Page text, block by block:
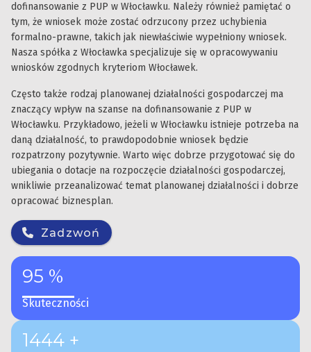
dofinansowanie z PUP w Włocławku. Należy również pamiętać o
tym, że wniosek może zostać odrzucony przez uchybienia
formalno-prawne, takich jak niewłaściwie wypełniony wniosek.
Nasza spółka z Włocławka specjalizuje się w opracowywaniu
wniosków zgodnych kryteriom Włocławek.
Często także rodzaj planowanej działalności gospodarczej ma
znaczący wpływ na szanse na dofinansowanie z PUP w
Włocławku. Przykładowo, jeżeli w Włocławku istnieje potrzeba na
daną działalność, to prawdopodobnie wniosek będzie
rozpatrzony pozytywnie. Warto więc dobrze przygotować się do
ubiegania o dotacje na rozpoczęcie działalności gospodarczej,
wnikliwie przeanalizować temat planowanej działalności i dobrze
opracować biznesplan.
Zadzwoń
95 %
Skuteczności
1444 +